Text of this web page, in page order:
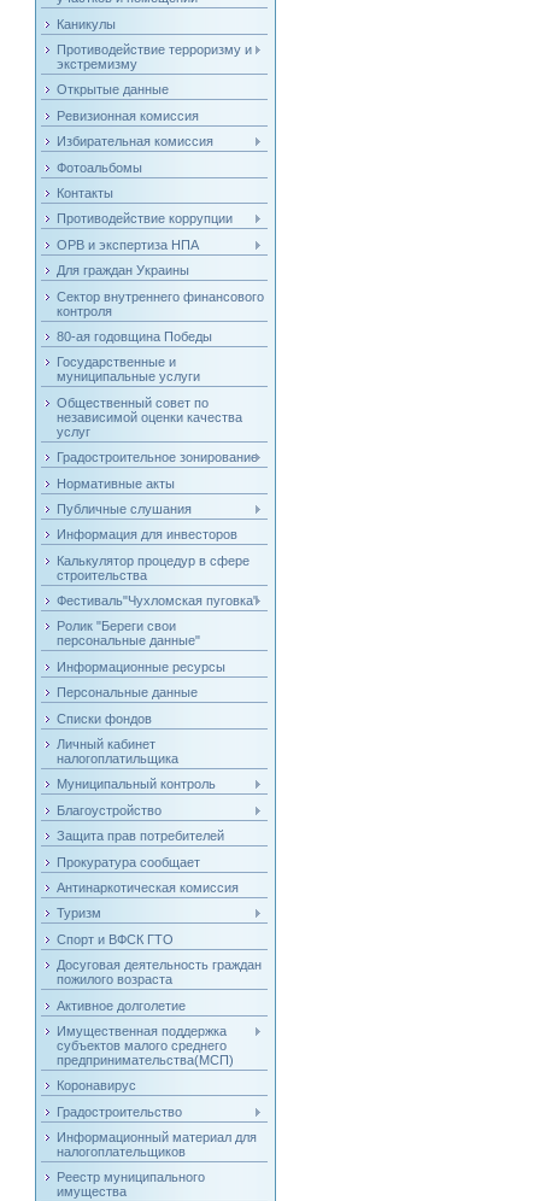
Каникулы
Противодействие терроризму и
экстремизму
Открытые данные
Ревизионная комиссия
Избирательная комиссия
Фотоальбомы
Контакты
Противодействие коррупции
ОРВ и экспертиза НПА
Для граждан Украины
Сектор внутреннего финансового
контроля
80-ая годовщина Победы
Государственные и
муниципальные услуги
Общественный совет по
независимой оценки качества
услуг
Градостроительное зонирование
Нормативные акты
Публичные слушания
Информация для инвесторов
Калькулятор процедур в сфере
строительства
Фестиваль"Чухломская пуговка"
Ролик "Береги свои
персональные данные"
Информационные ресурсы
Персональные данные
Списки фондов
Личный кабинет
налогоплатильщика
Муниципальный контроль
Благоустройство
Защита прав потребителей
Прокуратура сообщает
Антинаркотическая комиссия
Туризм
Спорт и ВФСК ГТО
Досуговая деятельность граждан
пожилого возраста
Активное долголетие
Имущественная поддержка
субъектов малого среднего
предпринимательства(МСП)
Коронавирус
Градостроительство
Информационный материал для
налогоплательщиков
Реестр муниципального
имущества